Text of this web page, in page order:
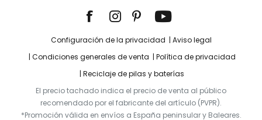
Configuración de la privacidad
Aviso legal
Condiciones generales de venta
Política de privacidad
Reciclaje de pilas y baterías
El precio tachado indica el precio de venta al público
recomendado por el fabricante del artículo (PVPR).
*Promoción válida en envíos a España peninsular y Baleares.